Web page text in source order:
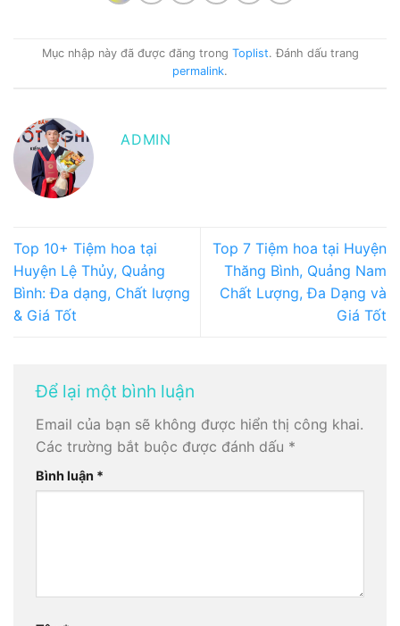
Mục nhập này đã được đăng trong Toplist. Đánh dấu trang
permalink.
ADMIN
Top 10+ Tiệm hoa tại
Huyện Lệ Thủy, Quảng
Bình: Đa dạng, Chất lượng
& Giá Tốt
Top 7 Tiệm hoa tại Huyện
Thăng Bình, Quảng Nam
Chất Lượng, Đa Dạng và
Giá Tốt
Để lại một bình luận
Email của bạn sẽ không được hiển thị công khai.
Các trường bắt buộc được đánh dấu *
Bình luận *